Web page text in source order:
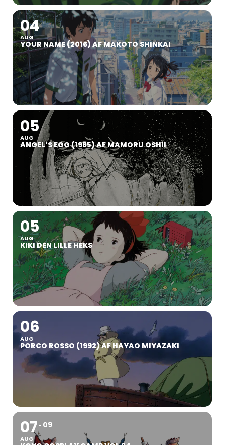
04
AUG
YOUR NAME (2016) AF MAKOTO SHINKAI
05
AUG
ANGEL’S EGG (1985) AF MAMORU OSHII
05
AUG
KIKI DEN LILLE HEKS
06
AUG
PORCO ROSSO (1992) AF HAYAO MIYAZAKI
07
AUG
09